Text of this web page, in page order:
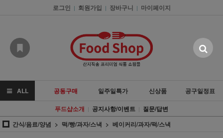
로그인 | 회원가입 | 장바구니 | 마이페이지
ALL 공동구매 일주일특가 신상품
공구일정표
푸드샵소개 | 공지사항/이벤트 | 질문/답변
간식/음료/양념
떡/빵/과자/스낵 베이커리/과자/떡/스낵